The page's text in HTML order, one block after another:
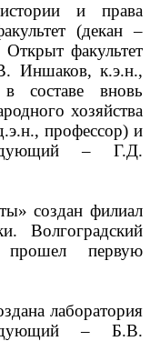
и права
(декан –
факультет
Иншаков, к.э.н.,
составе вновь
хозяйства
профессор) и
– Г.Д.
создан филиал
Волгоградский
прошел первую
лаборатория
– Б.В.